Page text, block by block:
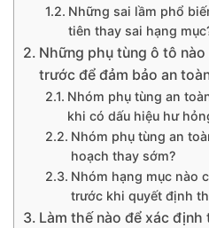
Những sai lầm phổ
tiên thay sai hạng
Những phụ tùng ô tô
trước để đảm bảo an
Nhóm phụ tùng an
khi có dấu hiệu hư
Nhóm phụ tùng an
hoạch thay sớm?
Nhóm hạng mục nào
trước khi quyết định
Làm thế nào để xác